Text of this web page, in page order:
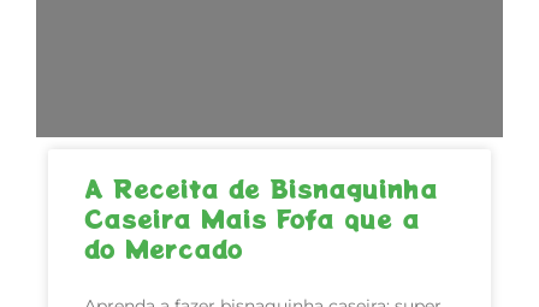
A Receita de Bisnaguinha
Caseira Mais Fofa que a
do Mercado